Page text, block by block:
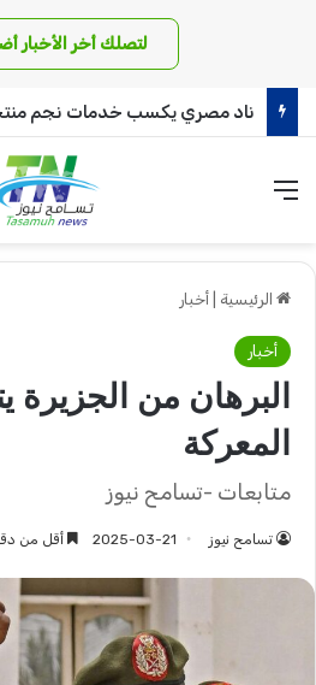
لتصلك أخر الأخبار
ناد مصري يكسب خدمات نجم
القائمة
الرئيسية أخبار
أخبار
البرهان من الجزيرة
المعركة
متابعات -تسامح نيوز
تسامح نيوز 2025-03-21 أقل من